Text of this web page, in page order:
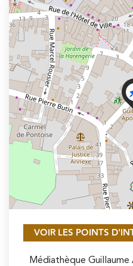
+
−
VOIR LES POINTS
Médiathèque Guillaume